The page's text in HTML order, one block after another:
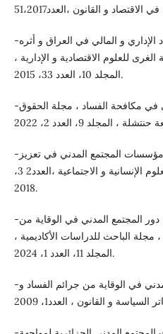
-تغريد داود سليمان ،الفساد الإداري و المالي في العراق و أثره
للعلوم الاقتصادية و الإدارية ،
المجلد 10، العدد 33، 2015.
-حياة عمراوي ،دور المجتمع المدني في مكافحة الفساد ، مجلة الحقوق
-خير الله سبهان الجبورى، دور مؤسسات المجتمع المدني في تعزيز
الشفافية ، مجلة الباحث في العلوم الإنسانية و الاجتماعية ،العدد2 3،
2018.
-رفيق بن حصير و مسعودة صرياك، دور المجتمع المدني في الوقاية من
مجلة الباحث للدراسات الأكاديمية ،
المجلد 11، العدد 1، 2024.
-رضا هميسي، دور المجتمع المدني في الوقاية من جرائم الفساد و